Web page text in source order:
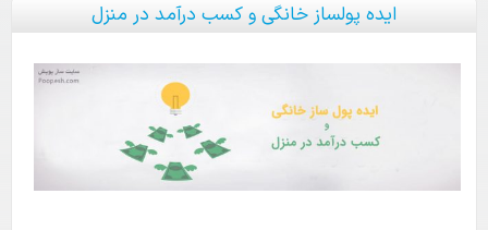
مشتریان ما
ایده پولساز خانگی و کسب درآمد در منزل